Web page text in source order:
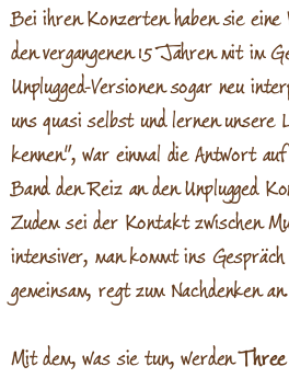
Bei ihren Konzerten haben sie
den vergangenen 15 Jahren mit im
Unplugged-Versionen sogar neu
uns quasi selbst und lernen unsere
kennen", war einmal die Antwort
Band den Reiz an den Unplugged
Zudem sei der Kontakt zwischen
intensiver, man kommt ins
gemeinsam, regt zum Nachdenken an.
Mit dem, was sie tun, werden